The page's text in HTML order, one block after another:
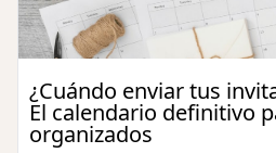
¿Cuándo enviar tus
El calendario definitivo
organizados